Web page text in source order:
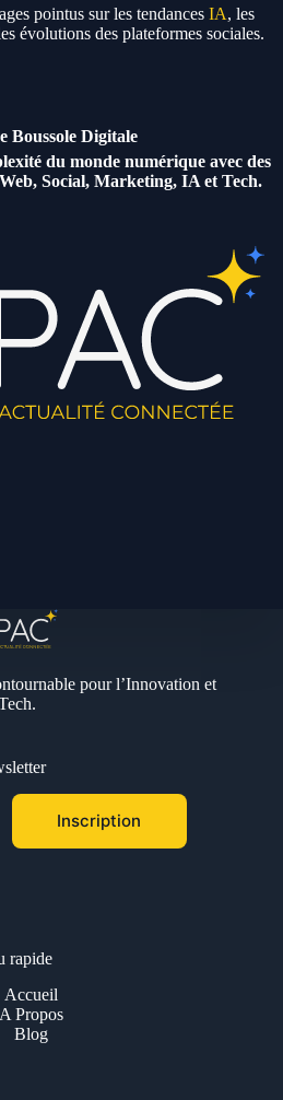
pointus sur les tendances IA, les
évolutions des plateformes sociales.
Boussole Digitale
du monde numérique avec des
Social, Marketing, IA et Tech.
pour l’Innovation et
Inscription
rapide
Accueil
A Propos
Blog